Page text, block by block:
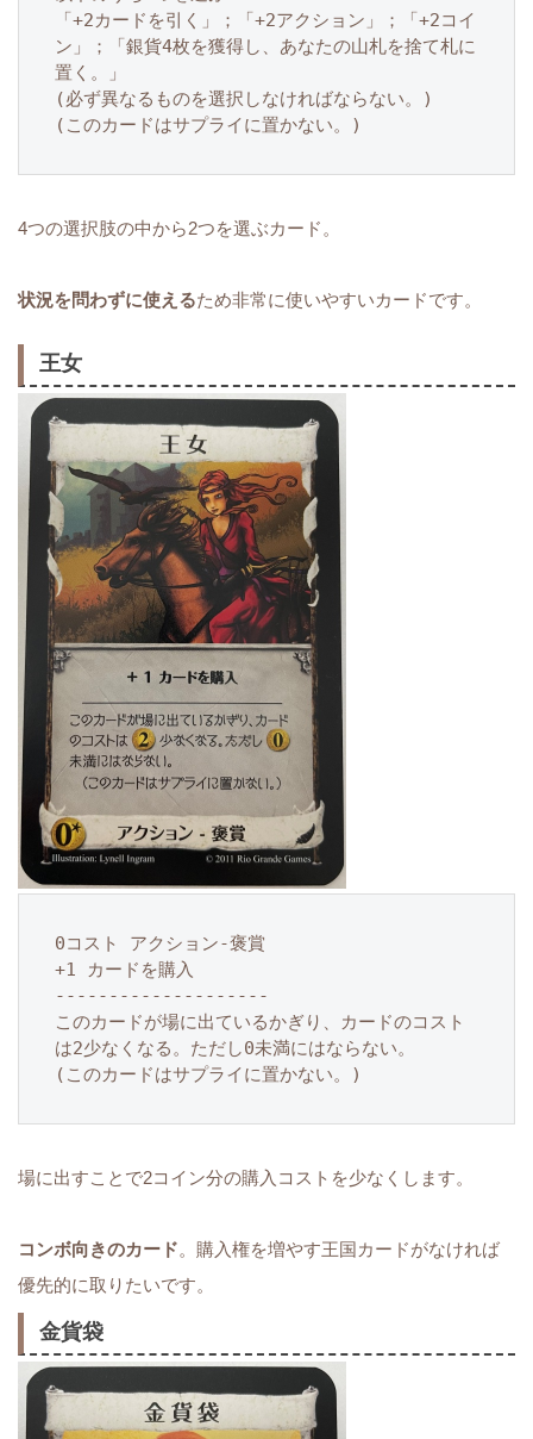
「+2カードを引く」；「+2アクション」；「+2コイ
ン」；「銀貨4枚を獲得し、あなたの山札を捨て札に
置く。」
(必ず異なるものを選択しなければならない。)
(このカードはサプライに置かない。)
4つの選択肢の中から2つを選ぶカード。
状況を問わずに使えるため非常に使いやすいカードです。
王女
0コスト アクション-褒賞
+1 カードを購入
--------------------
このカードが場に出ているかぎり、カードのコスト
は2少なくなる。ただし0未満にはならない。
(このカードはサプライに置かない。)
場に出すことで2コイン分の購入コストを少なくします。
コンボ向きのカード。購入権を増やす王国カードがなければ
優先的に取りたいです。
金貨袋